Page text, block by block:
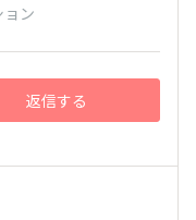
ョン
返信する